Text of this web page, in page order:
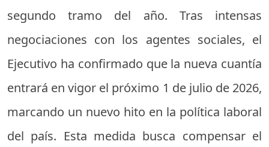
segundo tramo del año. Tras intensas
negociaciones con los agentes sociales, el
Ejecutivo ha confirmado que la nueva cuantía
entrará en vigor el próximo 1 de julio de 2026,
marcando un nuevo hito en la política laboral
del país. Esta medida busca compensar el